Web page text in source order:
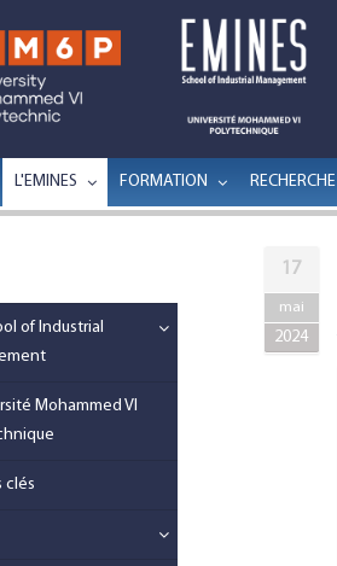
L'EMINES FORMATION RECHERCHE
17
mai
2024
of Industrial
Mohammed VI
clés